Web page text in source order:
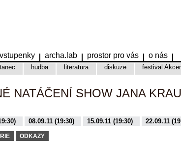
vstupenky archa.lab prostor pro vás o nás
tanec hudba literatura diskuze festival
NATÁČENÍ SHOW JANA
08.09.11 (19:30) 15.09.11 (19:30) 22.09.11
16.11.15 (19:30)
ODKAZY